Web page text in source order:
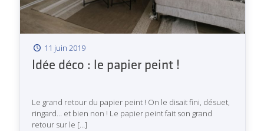
11 juin 2019
Idée déco : le papier peint !
Le grand retour du papier peint ! On le disait fini, désuet,
ringard… et bien non ! Le papier peint fait son grand
retour sur le […]